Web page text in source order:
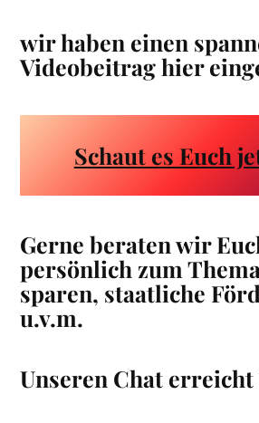
wir haben einen
Videobeitrag hier
Schaut es Euch
Gerne beraten wir
persönlich zum
sparen, staatliche
u.v.m.
Unseren Chat